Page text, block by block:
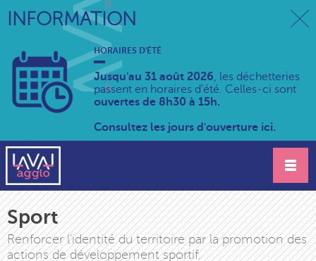
INFORMATION
HORAIRES D'ÉTÉ
Jusqu'au 31 août 2026, les déchetteries
passent en horaires d'été. Celles-ci sont
ouvertes de 8h30 à 15h.
Consultez les jours d'ouverture ici.
Sport
Renforcer l'identité du territoire par la promotion des
actions de développement sportif.